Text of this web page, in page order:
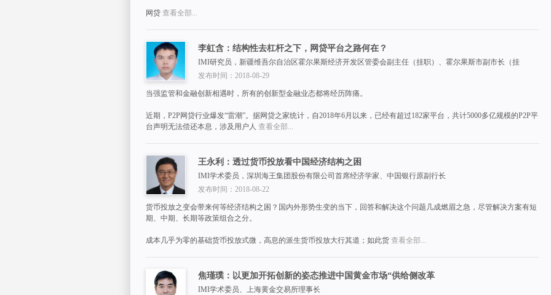
网贷 查看全部...
李虹含：结构性去杠杆之下，网贷平台之路何在？
IMI研究员，新疆维吾尔自治区霍尔果斯经济开发区管委会副主任（挂职）、霍尔果斯市副市长（挂
职）、华夏银行总行资产管理部产品经理
发布时间：2018-08-29
当强监管和金融创新相遇时，所有的创新型金融业态都将经历阵痛。
近期，P2P网贷行业爆发“雷潮”。据网贷之家统计，自2018年6月以来，已经有超过182家平台，共计5000多亿规模的P2P平
台声明无法偿还本息，涉及用户人 查看全部...
王永利：透过货币投放看中国经济结构之困
IMI学术委员，深圳海王集团股份有限公司首席经济学家、中国银行原副行长
发布时间：2018-08-22
货币投放之变会带来何等经济结构之困？国内外形势生变的当下，回答和解决这个问题几成燃眉之急，尽管解决方案有短
期、中期、长期等政策组合之分。
成本几乎为零的基础货币投放式微，高息的派生货币投放大行其道；如此货 查看全部...
焦瑾璞：以更加开拓创新的姿态推进中国黄金市场“供给侧改革
IMI学术委员、上海黄金交易所理事长